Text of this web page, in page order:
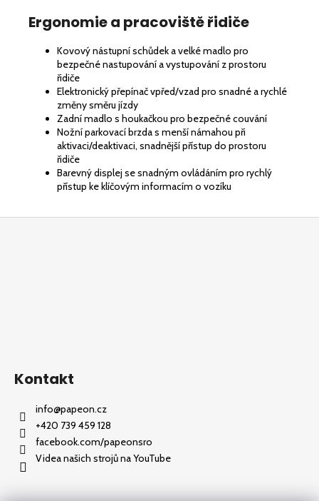
Ergonomie a pracoviště řidiče
Kovový nástupní schůdek a velké madlo pro
bezpečné nastupování a vystupování z prostoru
řidiče
Elektronický přepínač vpřed/vzad pro snadné a rychlé
změny směru jízdy
Zadní madlo s houkačkou pro bezpečné couvání
Nožní parkovací brzda s menší námahou při
aktivaci/deaktivaci, snadnější přístup do prostoru
řidiče
Barevný displej se snadným ovládáním pro rychlý
přístup ke klíčovým informacím o vozíku
Z
Kontakt
info@papeon.cz
+420 739 459 128
facebook.com/papeonsro
Videa našich strojů na YouTube